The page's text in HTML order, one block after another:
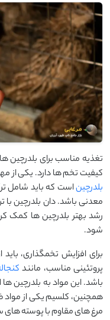
تغذیه مناسب برای بلدرچین
کیفیت تخم‌ ها دارد. یکی از
بلدرچیناست که باید شامل
معدنی باشد. دان بلدرچین با
رشد بهتر بلدرچین ‌ها کمک
‌شود.
برای افزایش تخمگذاری،
پروتئینی مناسب، مانند
باشد. این مواد به بلدرچین
همچنین، کلسیم یکی از مواد
مرغ ‌های مقاوم با پوسته